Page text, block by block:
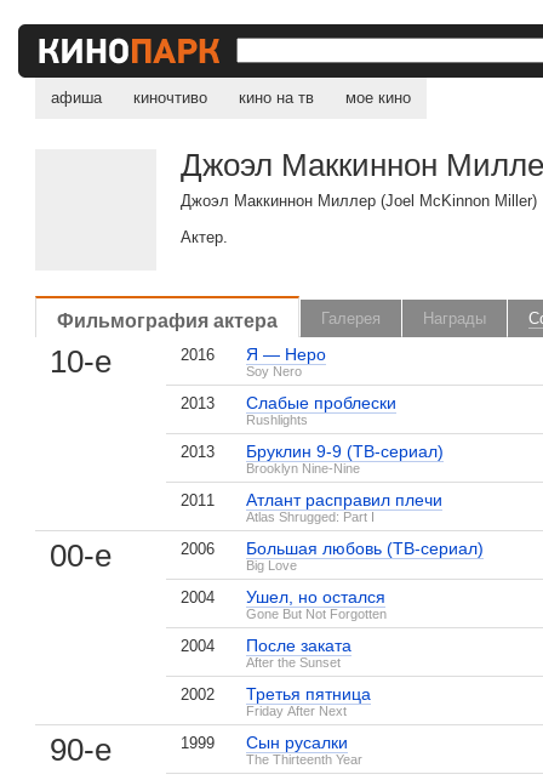
афиша киночтиво кино на тв мое кино
Джоэл Маккиннон
Джоэл Маккиннон Миллер (Joel McKinnon Miller)
Актер.
Фильмография актера Галерея Награды
10-е 2016 Я — Неро
Soy Nero
2013 Слабые проблески
Rushlights
2013 Бруклин 9-9 (ТВ-сериал)
Brooklyn Nine-Nine
2011 Атлант расправил плечи
Atlas Shrugged: Part I
00-е 2006 Большая любовь (ТВ-сериал)
Big Love
2004 Ушел, но остался
Gone But Not Forgotten
2004 После заката
After the Sunset
2002 Третья пятница
Friday After Next
90-е 1999 Сын русалки
The Thirteenth Year
, поделитесь своим мнением